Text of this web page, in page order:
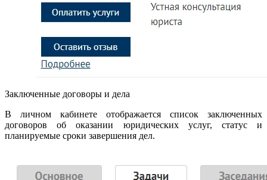
Заключенные договоры и дела
В личном кабинете отображается список заключенных
договоров об оказании юридических услуг, статус и
планируемые сроки завершения дел.